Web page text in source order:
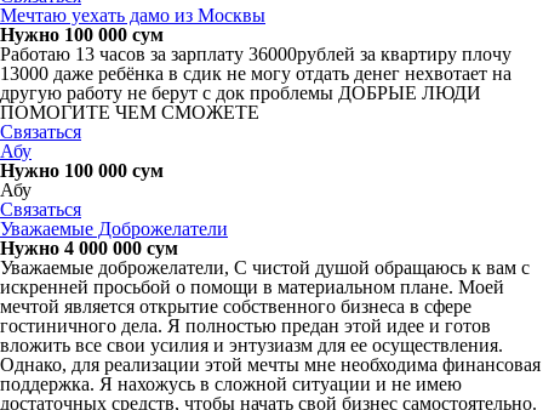
Мечтаю уехать дамо из Москвы
Нужно 100 000 сум
Работаю 13 часов за зарплату 36000рублей за квартиру плочу
13000 даже ребёнка в сдик не могу отдать денег нехвотает на
другую работу не берут с док проблемы ДОБРЫЕ ЛЮДИ
ПОМОГИТЕ ЧЕМ СМОЖЕТЕ
Связаться
Абу
Нужно 100 000 сум
Абу
Связаться
Уважаемые Доброжелатели
Нужно 4 000 000 сум
Уважаемые доброжелатели, С чистой душой обращаюсь к вам с
искренней просьбой о помощи в материальном плане. Моей
мечтой является открытие собственного бизнеса в сфере
гостиничного дела. Я полностью предан этой идее и готов
вложить все свои усилия и энтузиазм для ее осуществления.
Однако, для реализации этой мечты мне необходима финансовая
поддержка. Я нахожусь в сложной ситуации и не имею
достаточных средств, чтобы начать свой бизнес самостоятельно.